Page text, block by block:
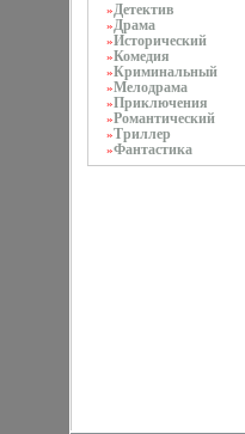
»Детектив
»Драма
»Исторический
»Комедия
»Криминальный
»Мелодрама
»Приключения
»Романтический
»Триллер
»Фантастика